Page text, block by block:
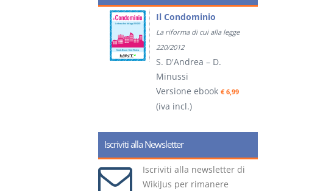
Il Condominio
La riforma di cui alla legge
220/2012
S. D'Andrea – D.
Minussi
Versione ebook € 6,99
(iva incl.)
Iscriviti alla Newsletter
Iscriviti alla newsletter di
WikiJus per rimanere